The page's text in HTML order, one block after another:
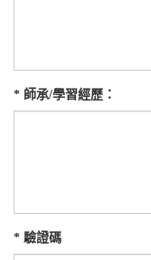
* 師承/學習經歷：
* 驗證碼